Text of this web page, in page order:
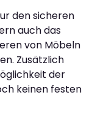
den sicheren
auch das
von Möbeln
Zusätzlich
der
keinen festen